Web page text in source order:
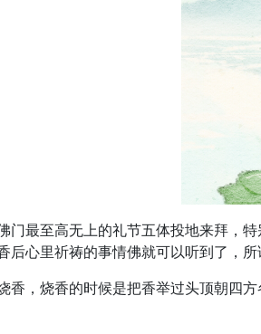
门最至高无上的礼节五体投地来拜，
后心里祈祷的事情佛就可以听到了，
香，烧香的时候是把香举过头顶朝四